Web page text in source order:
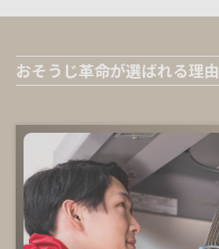
おそうじ革命が選ばれる理由